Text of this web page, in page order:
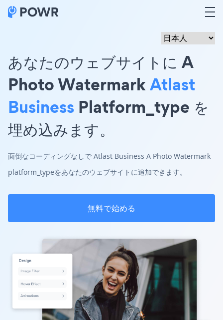
あなたのウェブサイトに A
Photo WatermarkAtlast
Business Platform_type を
埋め込みます。
面倒なコーディングなしで Atlast Business A Photo Watermark
platform_typeをあなたのウェブサイトに追加できます。
無料で始める